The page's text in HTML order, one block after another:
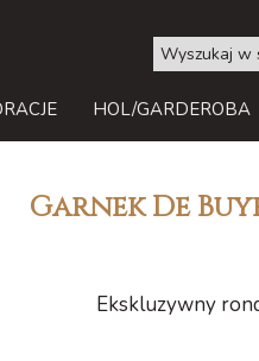
HOL/GARDEROBA
Garnek De
Ekskluzywny